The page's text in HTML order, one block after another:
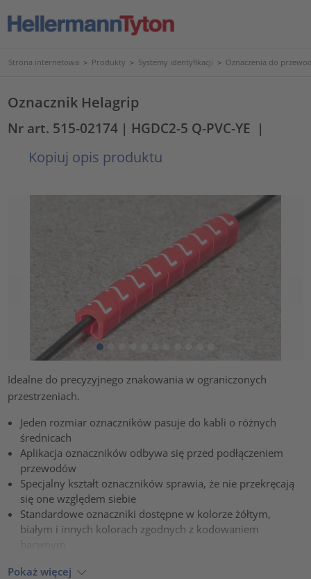
Strona internetowa > Produkty > Systemy identyfikacji > Oznaczenia do
Oznacznik Helagrip
Nr art. 515-02174 | HGDC2-5 Q-PVC-YE |
Kopiuj opis produktu
Idealne do precyzyjnego znakowania w ograniczonych
przestrzeniach.
Jeden rozmiar oznaczników pasuje do kabli o różnych
średnicach
Aplikacja oznaczników odbywa się przed podłączeniem
przewodów
Specjalny kształt oznaczników sprawia, że nie przekręcają
się one względem siebie
Standardowe oznaczniki dostępne w kolorze żółtym,
białym i innych kolorach zgodnych z kodowaniem
Pokaż więcej